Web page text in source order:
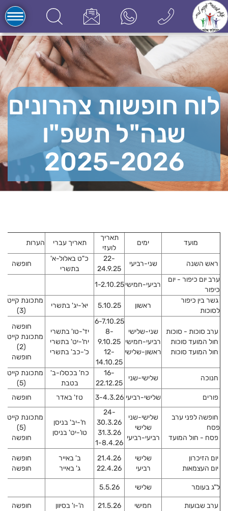
לוח חופשות צהרונים
שנה"ל תשפ"ו
2025-2026
מועד ימים
תאריך
לועזי
תאריך עברי הערות
ראש השנה שני-רביעי
22-
24.9.25
כ"ט באלול-א'
בתשרי
חופשה
ערב יום כיפור - יום
כיפור
רביעי-חמישי 1-2.10.25
גשר בין כיפור
לסוכות
ראשון 5.10.25 יא'-יג' בתשרי
מתכונת קייטנה
(3)
ערב סוכות - סוכות
חול המועד סוכות
חול המועד סוכות
שני-שלישי
רביעי-חמישי
ראשון-שלישי
6-7.10.25
8-
9.10.25
12-
14.10.25
יד'-טו' בתשרי
יח'-יט' בתשרי
כ'-כב' בתשרי
חופשה
מתכונת קייטנה
(2)
חופשה
חנוכה שלישי-שני
16-
22.12.25
כח' בכסלו-ב'
בטבת
מתכונת קייטנה
(5)
פורים
שלישי-רביעי 3-4.3.26 טז' באדר חופשה
חופשה לפני ערב
פסח
פסח - חול המועד
שלישי-שני
שלישי
רביעי-רביעי
24-
30.3.26
31.3.26
1-8.4.26
ח'-יב' בניסן
טו'-יט' בניסן
מתכונת קייטנה
(5)
חופשה
יום הזיכרון
יום העצמאות
שלישי
רביעי
21.4.26
22.4.26
ב' באייר
ג' באייר
חופשה
חופשה
ל"ג בעומר שלישי 5.5.26
ערב שבועות חמישי 21.5.26 ה'-ו' בסיוון
חופשה